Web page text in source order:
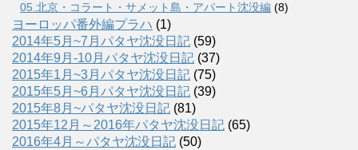
05.北京・コラート・サメット島・アパート沈没編 (8)
ヨーロッパ番外編プラハ (1)
2014年5月~7月パタヤ沈没日記 (59)
2014年9月-10月パタヤ沈没日記 (37)
2015年1月~3月パタヤ沈没日記 (75)
2015年5月~6月パタヤ沈没日記 (39)
2015年8月~パタヤ沈没日記 (81)
2015年12月～2016年パタヤ沈没日記 (65)
2016年4月～パタヤ沈没日記 (50)